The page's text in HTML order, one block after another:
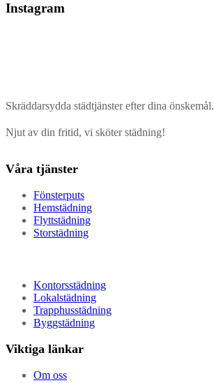
Instagram
Skräddarsydda städtjänster efter dina önskemål.
Njut av din fritid, vi sköter städning!
Våra tjänster
Fönsterputs
Hemstädning
Flyttstädning
Storstädning
Kontorsstädning
Lokalstädning
Trapphusstädning
Byggstädning
Viktiga länkar
Om oss